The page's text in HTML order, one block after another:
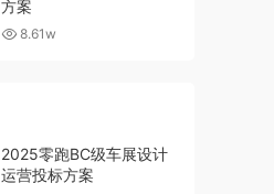
方案
8.61w
2025零跑BC级车展设计
运营投标方案